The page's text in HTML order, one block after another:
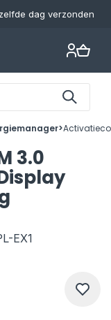
dag verzonden
>
3.0
EX1